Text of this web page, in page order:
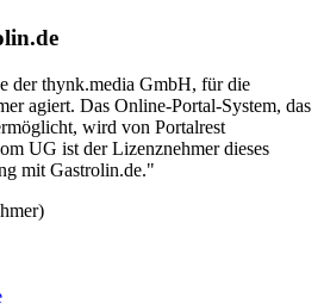
der thynk.media GmbH, für die
agiert. Das Online-Portal-System, das
wird von Portalrest
UG ist der Lizenznehmer dieses
mit Gastrolin.de."